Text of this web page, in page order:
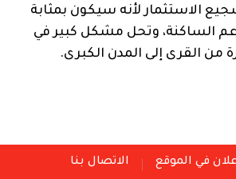
الاستثمار لأنه سيكون بمثابة
الساكنة، وتحل مشكل كبير في
من القرى إلى المدن الكبرى.
في الموقع الاتصال بنا